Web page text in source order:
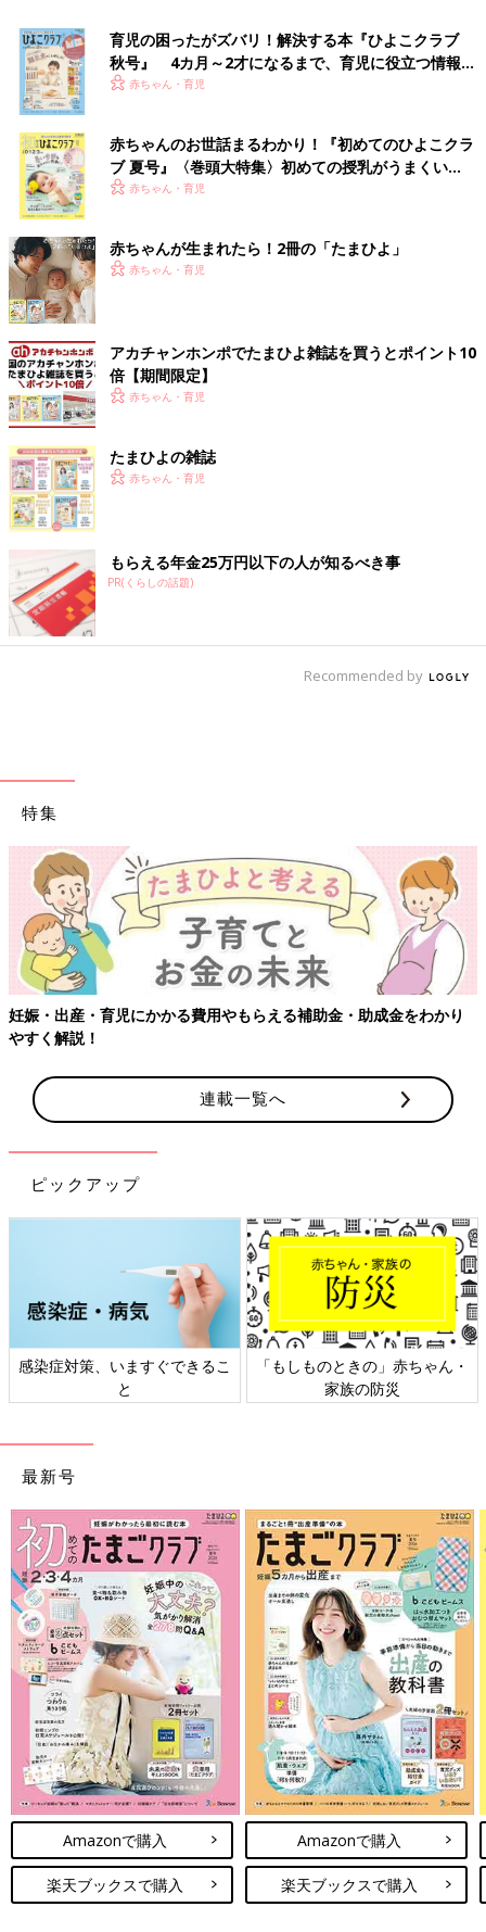
育児の困ったがズバリ！解決する本『ひよこクラブ
秋号』 4カ月～2才になるまで、育児に役立つ情報が
いっぱい！
赤ちゃん・育児
赤ちゃんのお世話まるわかり！『初めてのひよこクラ
ブ 夏号』〈巻頭大特集〉初めての授乳がうまくい
く！ おっぱい・ミルクの基本と夏のトラブル 解決テ
赤ちゃん・育児
赤ちゃんが生まれたら！2冊の「たまひよ」
赤ちゃん・育児
アカチャンホンポでたまひよ雑誌を買うとポイント10
倍【期間限定】
赤ちゃん・育児
たまひよの雑誌
赤ちゃん・育児
もらえる年金25万円以下の人が知るべき事
PR(くらしの話題)
Recommended by
特集
育児にかかる費用やもらえる補助金・助成金をわかり
【ワクチ
連載一覧へ
ピックアップ
対策、いますぐできるこ
「もしものときの」赤ちゃん・
家族の防災
日本
最新号
Amazonで購入
楽天ブックスで購入
Amazonで購入
楽天ブックスで購入